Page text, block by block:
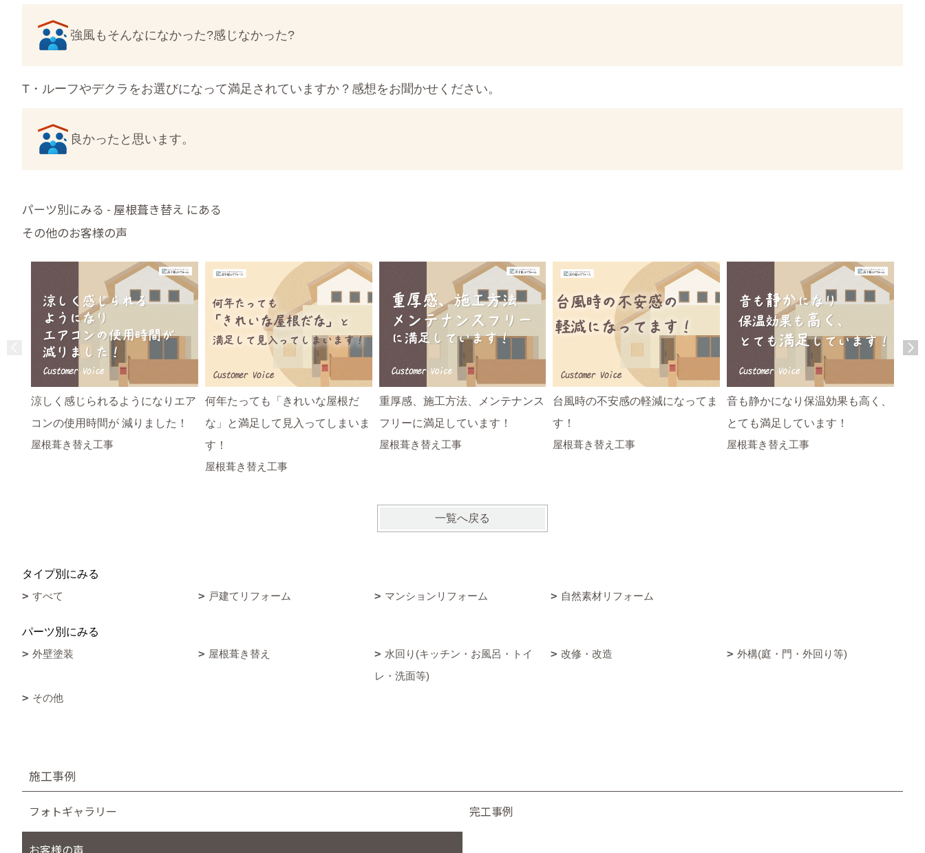
強風もそんなになかった?感じなかった?
T・ルーフやデクラをお選びになって満足されていますか？感想をお聞かせください。
良かったと思います。
パーツ別にみる - 屋根葺き替え にある
その他のお客様の声
涼しく感じられるようになりエア
コンの使用時間が 減りました！
屋根葺き替え工事
何年たっても「きれいな屋根だ
な」と満足して見入ってしまいま
す！
屋根葺き替え工事
重厚感、施工方法、メンテナンス
フリーに満足しています！
屋根葺き替え工事
台風時の不安感の軽減になってま
す！
屋根葺き替え工事
音も静かになり保温効果も高く、
とても満足しています！
屋根葺き替え工事
一覧へ戻る
タイプ別にみる
すべて
戸建てリフォーム マンションリフォーム 自然素材リフォーム
パーツ別にみる
外壁塗装
屋根葺き替え
水回り(キッチン・お風呂・トイ
レ・洗面等)
改修・改造 外構(庭・門・外回り等)
その他
施工事例
フォトギャラリー 完工事例
お客様の声